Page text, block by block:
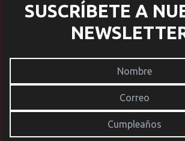
SUSCRÍBETE A